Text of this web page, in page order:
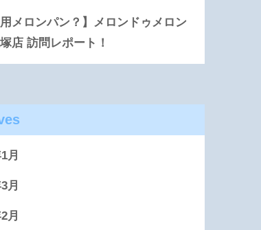
用メロンパン？】メロンドゥメロン
店 訪問レポート！
月
月
月